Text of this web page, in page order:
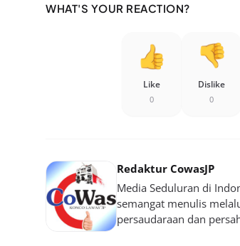
WHAT'S YOUR REACTION?
Like
0
Dislike
0
Redaktur CowasJP
Media Seduluran di
semangat menulis
persaudaraan dan